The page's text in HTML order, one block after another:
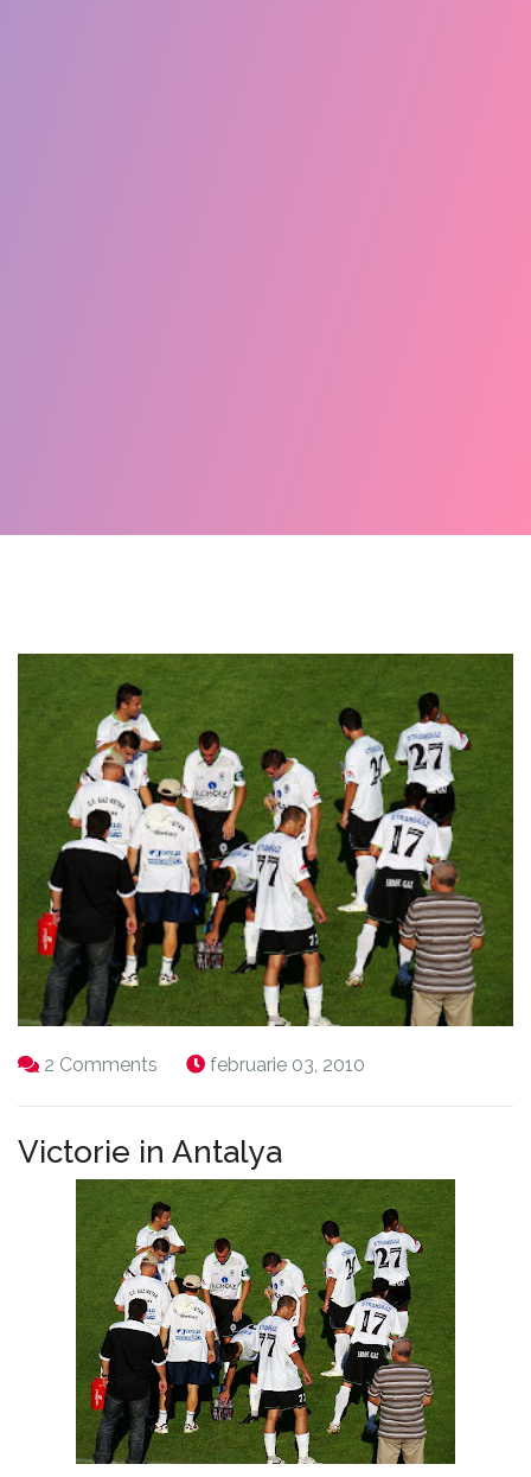
2 Comments februarie 03, 2010
Victorie in Antalya